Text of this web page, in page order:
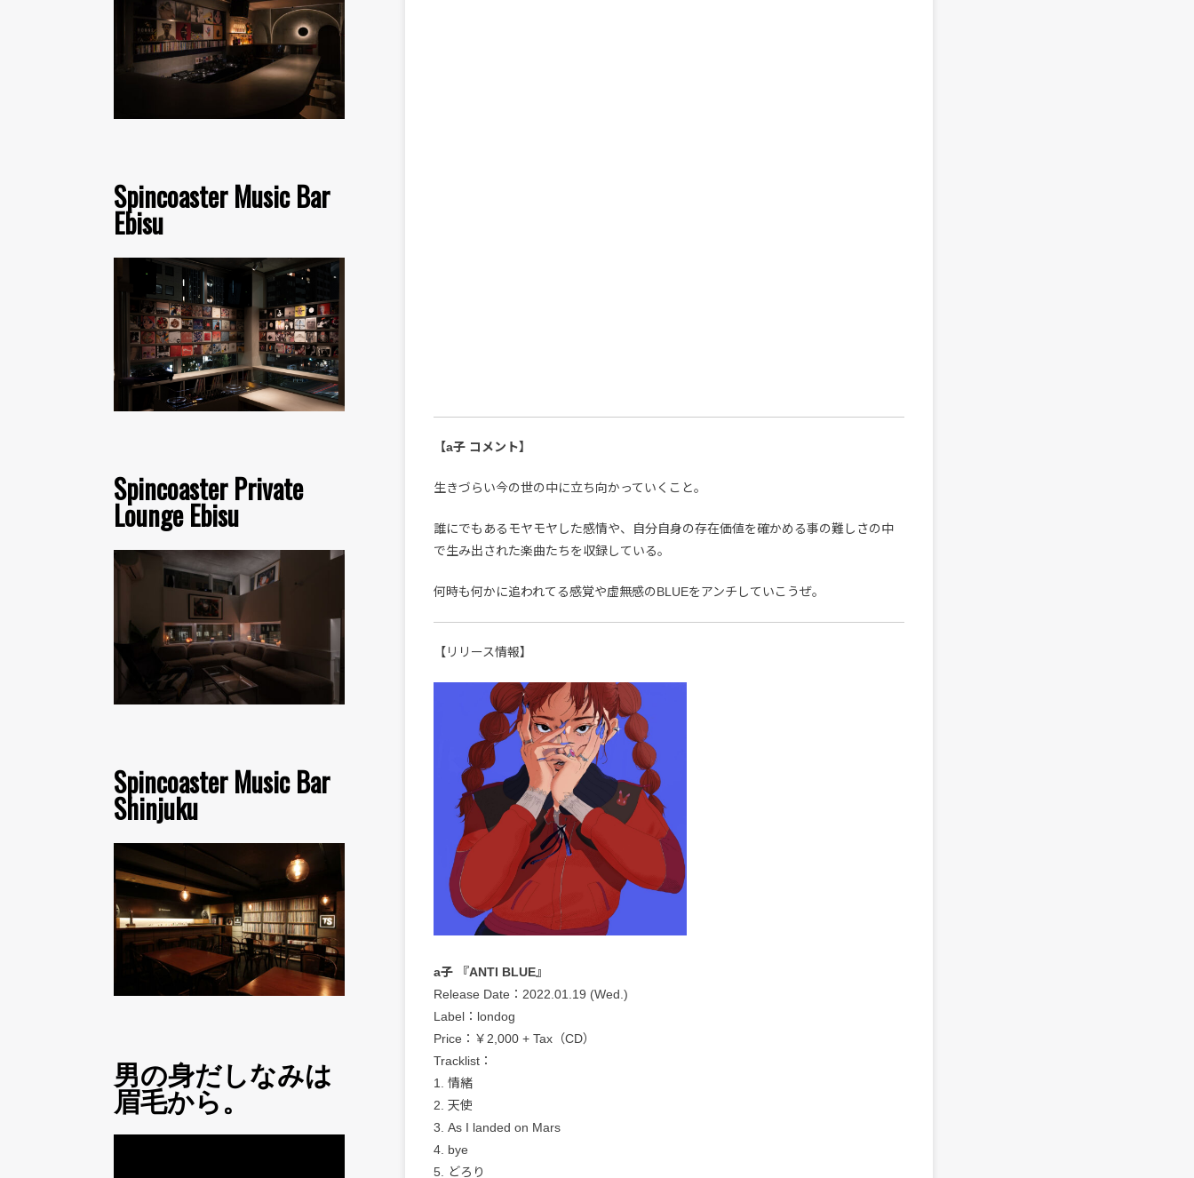
Spincoaster Music Bar
Ebisu
Spincoaster Private
Lounge Ebisu
Spincoaster Music Bar
Shinjuku
男の身だしなみは
眉毛から。
【a子 コメント】
生きづらい今の世の中に立ち向かっていくこと。
誰にでもあるモヤモヤした感情や、自分自身の存在価値を確かめる事の難しさの中
で生み出された楽曲たちを収録している。
何時も何かに追われてる感覚や虚無感のBLUEをアンチしていこうぜ。
【リリース情報】
a子 『ANTI BLUE』
Release Date：2022.01.19 (Wed.)
Label：londog
Price：￥2,000 + Tax（CD）
Tracklist：
1. 情緒
2. 天使
3. As I landed on Mars
4. bye
5. どろり